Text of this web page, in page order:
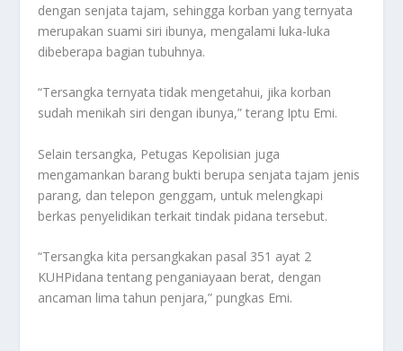
dengan senjata tajam, sehingga korban yang ternyata
merupakan suami siri ibunya, mengalami luka-luka
dibeberapa bagian tubuhnya.
“Tersangka ternyata tidak mengetahui, jika korban
sudah menikah siri dengan ibunya,” terang Iptu Emi.
Selain tersangka, Petugas Kepolisian juga
mengamankan barang bukti berupa senjata tajam jenis
parang, dan telepon genggam, untuk melengkapi
berkas penyelidikan terkait tindak pidana tersebut.
“Tersangka kita persangkakan pasal 351 ayat 2
KUHPidana tentang penganiayaan berat, dengan
ancaman lima tahun penjara,” pungkas Emi.